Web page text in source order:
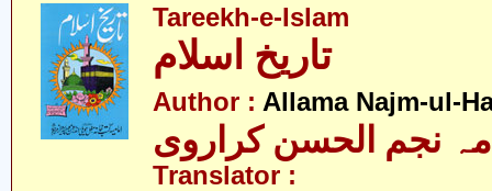
Tareekh-e-Islam
تاریخ اسلام
Author : Allama Najm-ul-
نجم الحسن کراروی
Translator :